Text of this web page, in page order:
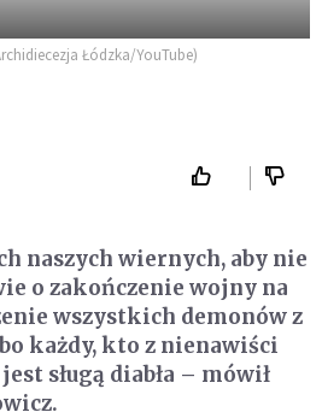
Łódzka/YouTube)
naszych wiernych, aby nie
o zakończenie wojny na
wszystkich demonów z
każdy, kto z nienawiści
sługą diabła – mówił